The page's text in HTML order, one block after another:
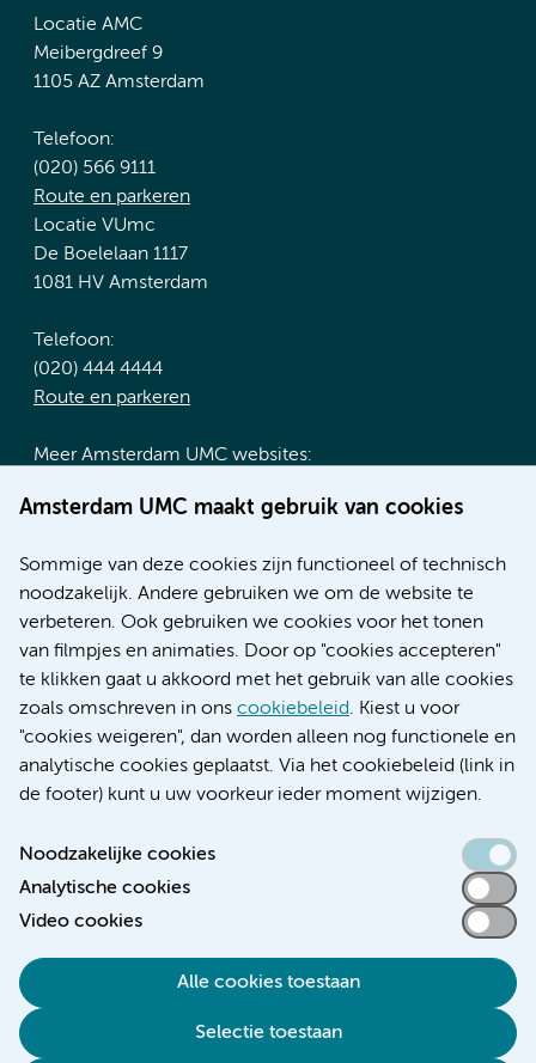
Amsterdam UMC maakt gebruik van cookies
Sommige van deze cookies zijn functioneel of technisch
noodzakelijk. Andere gebruiken we om de website te
verbeteren. Ook gebruiken we cookies voor het tonen
van filmpjes en animaties. Door op "cookies accepteren"
te klikken gaat u akkoord met het gebruik van alle cookies
zoals omschreven in ons cookiebeleid. Kiest u voor
"cookies weigeren", dan worden alleen nog functionele en
analytische cookies geplaatst. Via het cookiebeleid (link in
de footer) kunt u uw voorkeur ieder moment wijzigen.
Noodzakelijke cookies
Analytische cookies
Video cookies
Alle cookies toestaan
Selectie toestaan
Locatie AMC
Meibergdreef 9
1105 AZ Amsterdam
Telefoon:
(020) 566 9111
Route en parkeren
Locatie VUmc
De Boelelaan 1117
1081 HV Amsterdam
Telefoon:
(020) 444 4444
Route en parkeren
Meer Amsterdam UMC websites:
Werken bij Amsterdam UMC
Nieuws
Research
Educatie locatie AMC
Educatie locatie VUmc
Verwijzen & diagnostiek
Toegankelijkheidsverklaring
Cookieverklaring